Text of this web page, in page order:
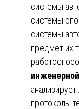
системы
системы
системы
предмет их
протоколы